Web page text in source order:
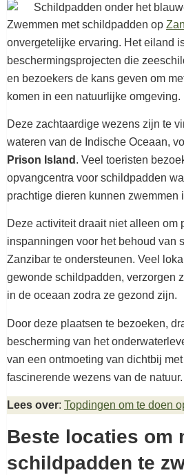
Zwemmen met schildpadden op
onvergetelijke ervaring. Het eiland
beschermingsprojecten die
en bezoekers de kans geven om
komen in een natuurlijke omgeving.
Deze zachtaardige wezens zijn te
wateren van de Indische Oceaan,
Prison Island . Veel toeristen
opvangcentra voor schildpadden
prachtige dieren kunnen zwemmen
Deze activiteit draait niet alleen om
inspanningen voor het behoud van
Zanzibar te ondersteunen. Veel
gewonde schildpadden, verzorgen
in de oceaan zodra ze gezond zijn.
Door deze plaatsen te bezoeken,
bescherming van het
van een ontmoeting van dichtbij
fascinerende wezens van de natuur.
Lees over: Topdingen om te doen
Beste locaties om
schildpadden te